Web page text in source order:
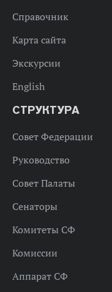
Справочник
Карта сайта
Экскурсии
English
СТРУКТУРА
Совет Федерации
Руководство
Совет Палаты
Сенаторы
Комитеты СФ
Комиссии
Аппарат СФ